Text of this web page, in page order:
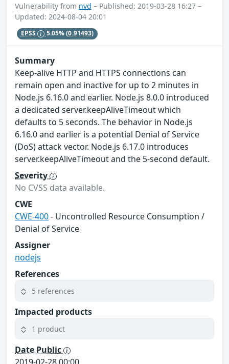
Vulnerability from nvd – Published: 2019-03-28 16:27 –
Updated: 2024-08-04 20:01
EPSS 5.05%(0.91493)
Summary
Keep-alive HTTP and HTTPS connections can
remain open and inactive for up to 2 minutes in
Node.js 6.16.0 and earlier. Node.js 8.0.0 introduced
a dedicated server.keepAliveTimeout which
defaults to 5 seconds. The behavior in Node.js
6.16.0 and earlier is a potential Denial of Service
(DoS) attack vector. Node.js 6.17.0 introduces
server.keepAliveTimeout and the 5-second default.
Severity
No CVSS data available.
CWE
CWE-400- Uncontrolled Resource Consumption /
Denial of Service
Assigner
nodejs
References
5 references
Impacted products
1 product
Date Public